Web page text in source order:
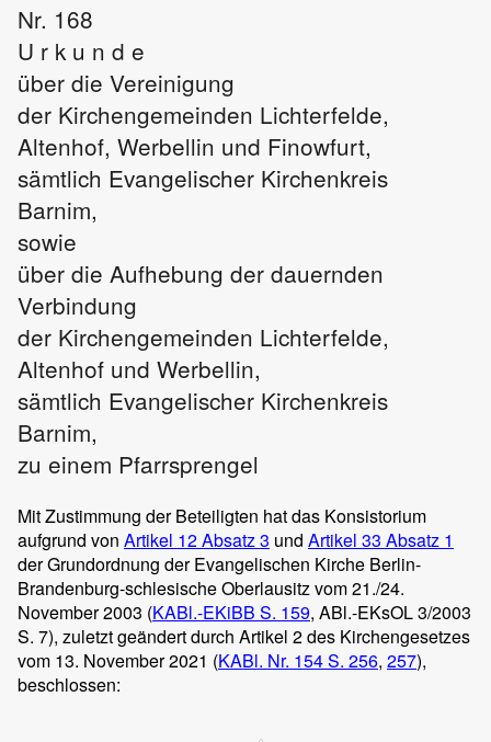
Nr. 168
U r k u n d e
über die Vereinigung
der Kirchengemeinden Lichterfelde,
Altenhof, Werbellin und Finowfurt,
sämtlich Evangelischer Kirchenkreis
Barnim,
sowie
über die Aufhebung der dauernden
Verbindung
der Kirchengemeinden Lichterfelde,
Altenhof und Werbellin,
sämtlich Evangelischer Kirchenkreis
Barnim,
zu einem Pfarrsprengel
Mit Zustimmung der Beteiligten hat das Konsistorium
aufgrund von Artikel 12 Absatz 3 und Artikel 33 Absatz 1
der Grundordnung der Evangelischen Kirche Berlin-
Brandenburg-schlesische Oberlausitz vom 21./24.
November 2003 (KABl.-EKiBB S. 159, ABl.-EKsOL 3/2003
S. 7), zuletzt geändert durch Artikel 2 des Kirchengesetzes
vom 13. November 2021 (KABl. Nr. 154S. 256, 257),
beschlossen: